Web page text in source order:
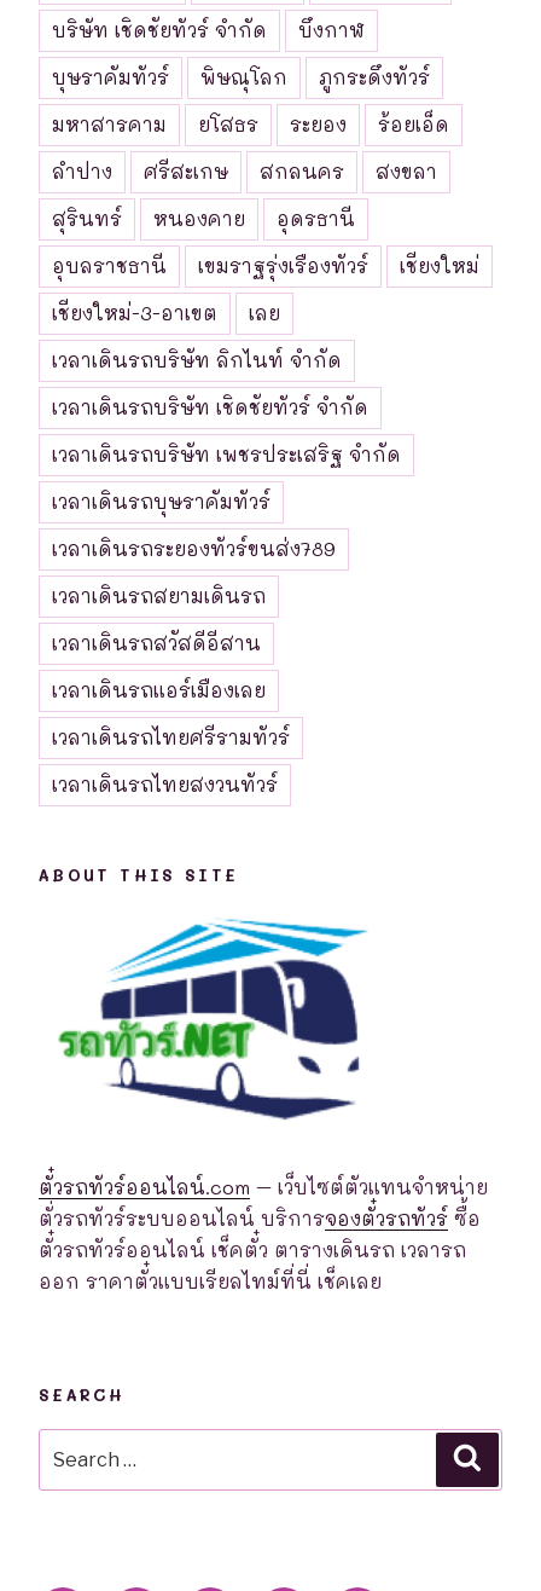
บริษัท เชิดชัยทัวร์ จำกัด
บึงกาฬ
บุษราคัมทัวร์
พิษณุโลก
ภูกระดึงทัวร์
มหาสารคาม
ยโสธร ระยอง
ร้อยเอ็ด
ลำปาง
ศรีสะเกษ สกลนคร
สงขลา
สุรินทร์
หนองคาย
อุดรธานี
อุบลราชธานี
เขมราฐรุ่งเรืองทัวร์
เชียงใหม่
เชียงใหม่-3-อาเขต
เลย
เวลาเดินรถบริษัท ลิกไนท์ จำกัด
เวลาเดินรถบริษัท เชิดชัยทัวร์ จำกัด
เวลาเดินรถบริษัท เพชรประเสริฐ จำกัด
เวลาเดินรถบุษราคัมทัวร์
เวลาเดินรถระยองทัวร์ขนส่ง789
เวลาเดินรถสยามเดินรถ
เวลาเดินรถสวัสดีอีสาน
เวลาเดินรถแอร์เมืองเลย
เวลาเดินรถไทยศรีรามทัวร์
เวลาเดินรถไทยสงวนทัวร์
ABOUT THIS SITE
ตั๋วรถทัวร์ออนไลน์.com – เว็บไซต์ตัวแทนจำหน่าย
ตั่วรถทัวร์ระบบออนไลน์ บริการจองตั๋วรถทัวร์ ซื้อ
ตั๋วรถทัวร์ออนไลน์ เช็คตั๋ว ตารางเดินรถ เวลารถ
ออก ราคาตั๋วแบบเรียลไทม์ที่นี่ เช็คเลย
SEARCH
for: